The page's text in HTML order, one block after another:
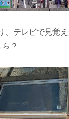
、テレビで見覚
？